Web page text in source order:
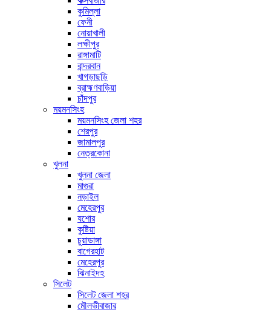
কুমিল্লা
ফেনী
নোয়াখালী
লক্ষীপুর
রাঙ্গামাটি
বান্দরবান
খাগড়াছড়ি
ব্রাহ্মণবাড়িয়া
চাঁদপুর
ময়মনসিংহ
ময়মনসিংহ জেলা শহর
শেরপুর
জামালপুর
নেত্রকোনা
খুলনা
খুলনা জেলা
মাগুরা
নড়াইল
মেহেরপুর
যশোর
কুষ্টিয়া
চুয়াডাঙ্গা
বাগেরহাট
মেহেরপুর
ঝিনাইদহ
সিলেট
সিলেট জেলা শহর
মৌলভীবাজার